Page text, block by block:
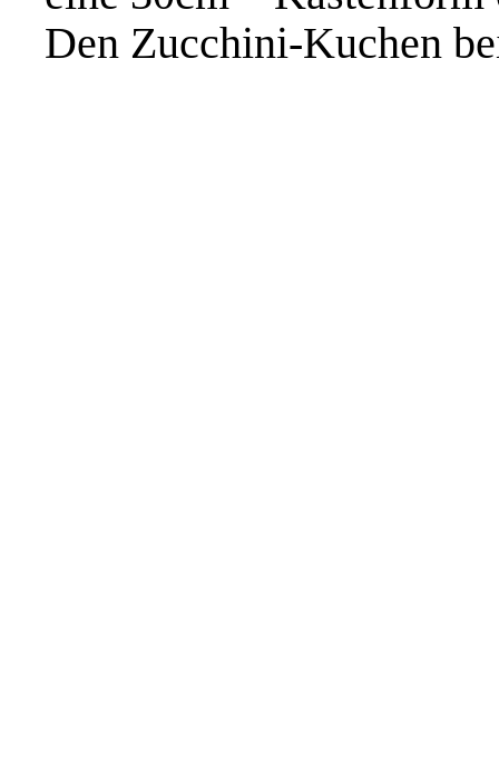
Den Zucchini-Kuchen